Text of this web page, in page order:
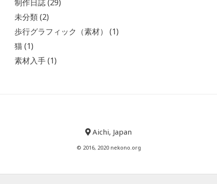
制作日誌(29)
未分類(2)
歩行グラフィック（素材）
(1)
猫(1)
素材入手(1)
Aichi, Japan
© 2016, 2020 nekono.org